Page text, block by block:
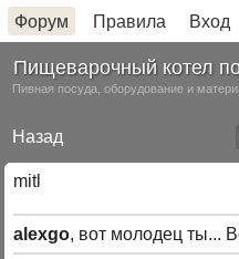
Форум Правила Вход
Пищеварочный котел
Пивная посуда, оборудование и
Назад
mitl
alexgo, вот молодец ты...